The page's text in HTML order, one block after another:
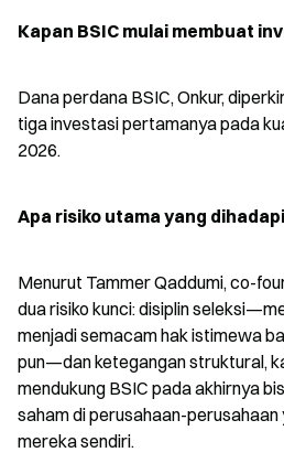
Kapan BSIC mulai membuat
Dana perdana BSIC, Onkur,
tiga investasi pertamanya pada
2026.
Apa risiko utama yang
Menurut Tammer Qaddumi, co-
dua risiko kunci: disiplin
menjadi semacam hak istimewa
pun—dan ketegangan struktural,
mendukung BSIC pada akhirnya
saham di perusahaan-perusahaan
mereka sendiri.